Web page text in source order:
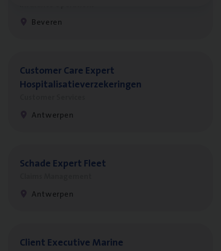
Beveren
Cus­to­mer Care Expert
Hospitalisatieverzekeringen
Antwerpen
Scha­de Expert Fleet
Antwerpen
Client Exe­cu­ti­ve Marine